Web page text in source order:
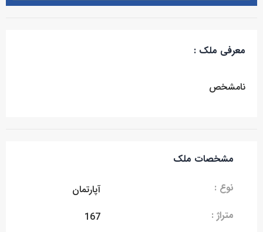
معرفی ملک :
نامشخص
مشخصات ملک
نوع :
آپارتمان
متراژ :
167